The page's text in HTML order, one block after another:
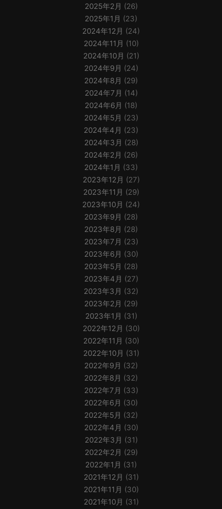
2025年2月 (26)
2025年1月 (23)
2024年12月 (24)
2024年11月 (10)
2024年10月 (21)
2024年9月 (24)
2024年8月 (29)
2024年7月 (14)
2024年6月 (18)
2024年5月 (23)
2024年4月 (23)
2024年3月 (28)
2024年2月 (26)
2024年1月 (33)
2023年12月 (27)
2023年11月 (29)
2023年10月 (24)
2023年9月 (28)
2023年8月 (28)
2023年7月 (23)
2023年6月 (30)
2023年5月 (28)
2023年4月 (27)
2023年3月 (32)
2023年2月 (29)
2023年1月 (31)
2022年12月 (30)
2022年11月 (30)
2022年10月 (31)
2022年9月 (32)
2022年8月 (32)
2022年7月 (33)
2022年6月 (30)
2022年5月 (32)
2022年4月 (30)
2022年3月 (31)
2022年2月 (29)
2022年1月 (31)
2021年12月 (31)
2021年11月 (30)
2021年10月 (31)